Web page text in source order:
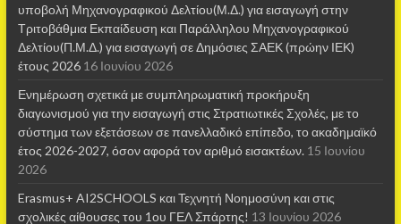
υποβολή Μηχανογραφικού Δελτίου(Μ.Δ.) για εισαγωγή στην
Τριτοβάθμια Εκπαίδευση και Παράλληλου Μηχανογραφικού
Δελτίου(Π.Μ.Δ.) για εισαγωγή σε Δημόσιες ΣΑΕΚ (πρώην ΙΕΚ)
έτους 2026 16 Ιουνίου 2026
Ενημέρωση σχετικά με συμπληρωματική προκήρυξη
διαγωνισμού για την εισαγωγή στις Στρατιωτικές Σχολές, με το
σύστημα των εξετάσεων σε πανελλαδικό επίπεδο, το ακαδημαϊκό
έτος 2026-2027, όσον αφορά τον αριθμό εισακτέων. 15 Ιουνίου
2026
Erasmus+ AI2SCHOOLS και Τεχνητή Νοημοσύνη και στις
σχολικές αίθουσες τoυ 1ου ΓΕΛ Σπάρτης! 13 Ιουνίου 2026